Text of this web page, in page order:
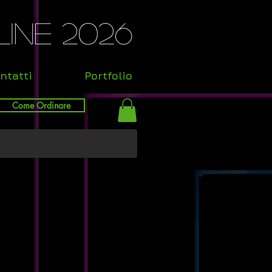
2026
Portfolio
Come Ordinare